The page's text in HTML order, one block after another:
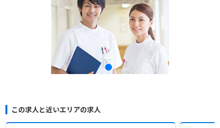
この求人と近いエリアの求人